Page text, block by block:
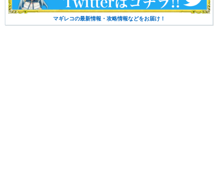
マギレコの最新情報・攻略情報などをお届け！